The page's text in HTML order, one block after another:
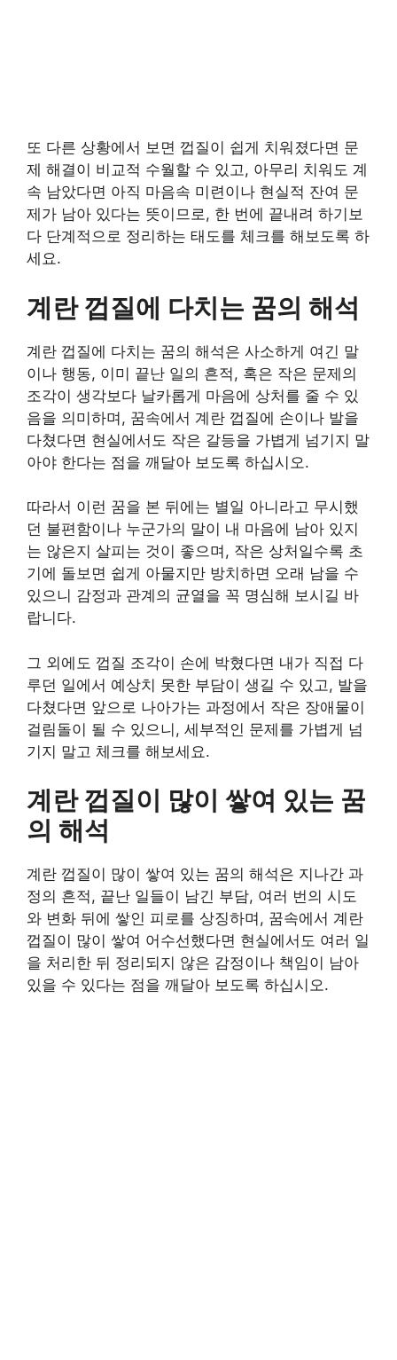
또 다른 상황에서 보면 껍질이 쉽게 치워졌다면 문
제 해결이 비교적 수월할 수 있고, 아무리 치워도 계
속 남았다면 아직 마음속 미련이나 현실적 잔여 문
제가 남아 있다는 뜻이므로, 한 번에 끝내려 하기보
다 단계적으로 정리하는 태도를 체크를 해보도록 하
세요.
계란 껍질에 다치는 꿈의 해석
계란 껍질에 다치는 꿈의 해석은 사소하게 여긴 말
이나 행동, 이미 끝난 일의 흔적, 혹은 작은 문제의
조각이 생각보다 날카롭게 마음에 상처를 줄 수 있
음을 의미하며, 꿈속에서 계란 껍질에 손이나 발을
다쳤다면 현실에서도 작은 갈등을 가볍게 넘기지 말
아야 한다는 점을 깨달아 보도록 하십시오.
따라서 이런 꿈을 본 뒤에는 별일 아니라고 무시했
던 불편함이나 누군가의 말이 내 마음에 남아 있지
는 않은지 살피는 것이 좋으며, 작은 상처일수록 초
기에 돌보면 쉽게 아물지만 방치하면 오래 남을 수
있으니 감정과 관계의 균열을 꼭 명심해 보시길 바
랍니다.
그 외에도 껍질 조각이 손에 박혔다면 내가 직접 다
루던 일에서 예상치 못한 부담이 생길 수 있고, 발을
다쳤다면 앞으로 나아가는 과정에서 작은 장애물이
걸림돌이 될 수 있으니, 세부적인 문제를 가볍게 넘
기지 말고 체크를 해보세요.
계란 껍질이 많이 쌓여 있는 꿈
의 해석
계란 껍질이 많이 쌓여 있는 꿈의 해석은 지나간 과
정의 흔적, 끝난 일들이 남긴 부담, 여러 번의 시도
와 변화 뒤에 쌓인 피로를 상징하며, 꿈속에서 계란
껍질이 많이 쌓여 어수선했다면 현실에서도 여러 일
을 처리한 뒤 정리되지 않은 감정이나 책임이 남아
있을 수 있다는 점을 깨달아 보도록 하십시오.